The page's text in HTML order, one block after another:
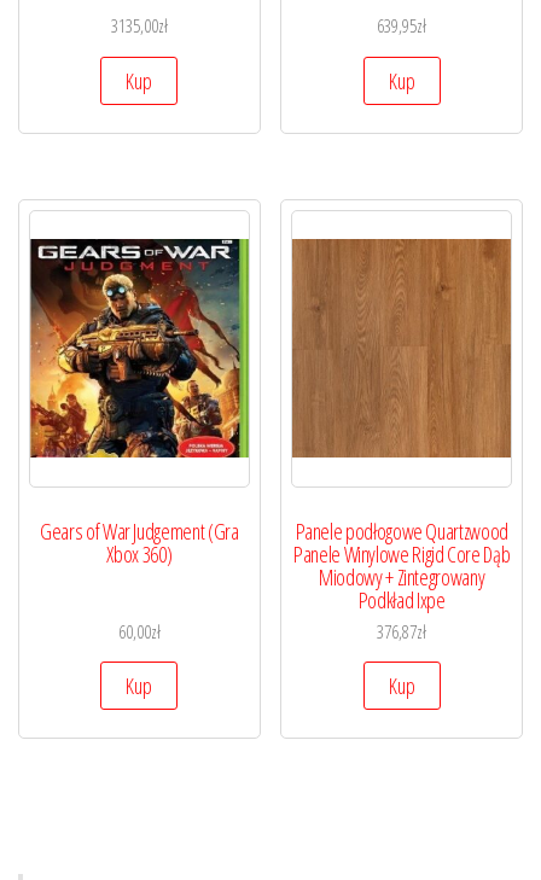
3135,00zł
Kup
639,95zł
Kup
Gears of War Judgement (Gra
Xbox 360)
60,00zł
Kup
Panele podłogowe Quartzwood
Panele Winylowe Rigid Core Dąb
Miodowy + Zintegrowany
Podkład Ixpe
376,87zł
Kup